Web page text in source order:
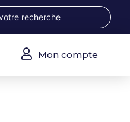
Mon compte